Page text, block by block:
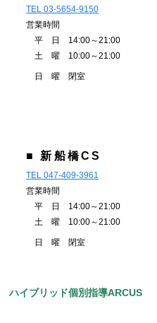
TEL 03-5654-9150
営業時間
平 日 14:00～21:00
土 曜 10:00～21:00
日 曜 閉室
■ 新船橋CS
TEL 047-409-3961
営業時間
平 日 14:00～21:00
土 曜 10:00～21:00
日 曜 閉室
ハイブリッド個別指導ARCUS